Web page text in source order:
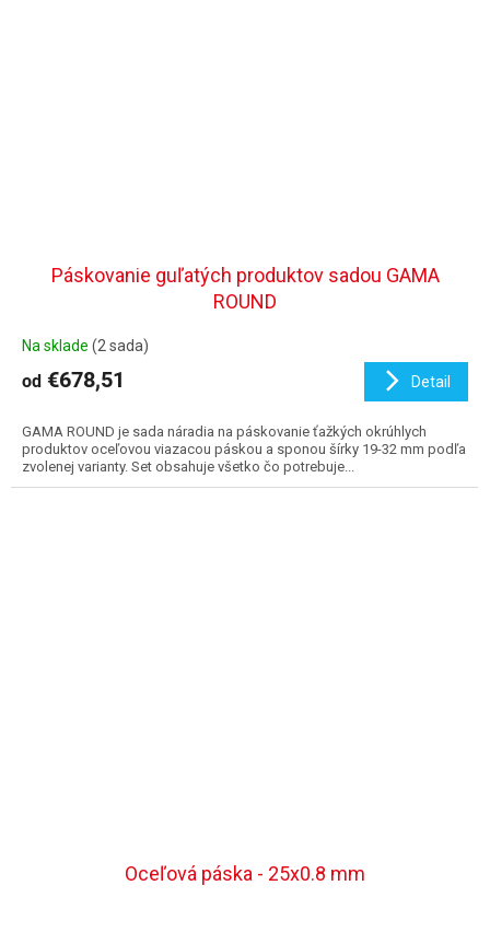
Páskovanie guľatých produktov sadou GAMA
ROUND
Na sklade (2 sada)
od €678,51 Detail
GAMA ROUND je sada náradia na páskovanie ťažkých okrúhlych
produktov oceľovou viazacou páskou a sponou šírky 19-32 mm podľa
zvolenej varianty. Set obsahuje všetko čo potrebuje...
Oceľová páska - 25x0.8 mm